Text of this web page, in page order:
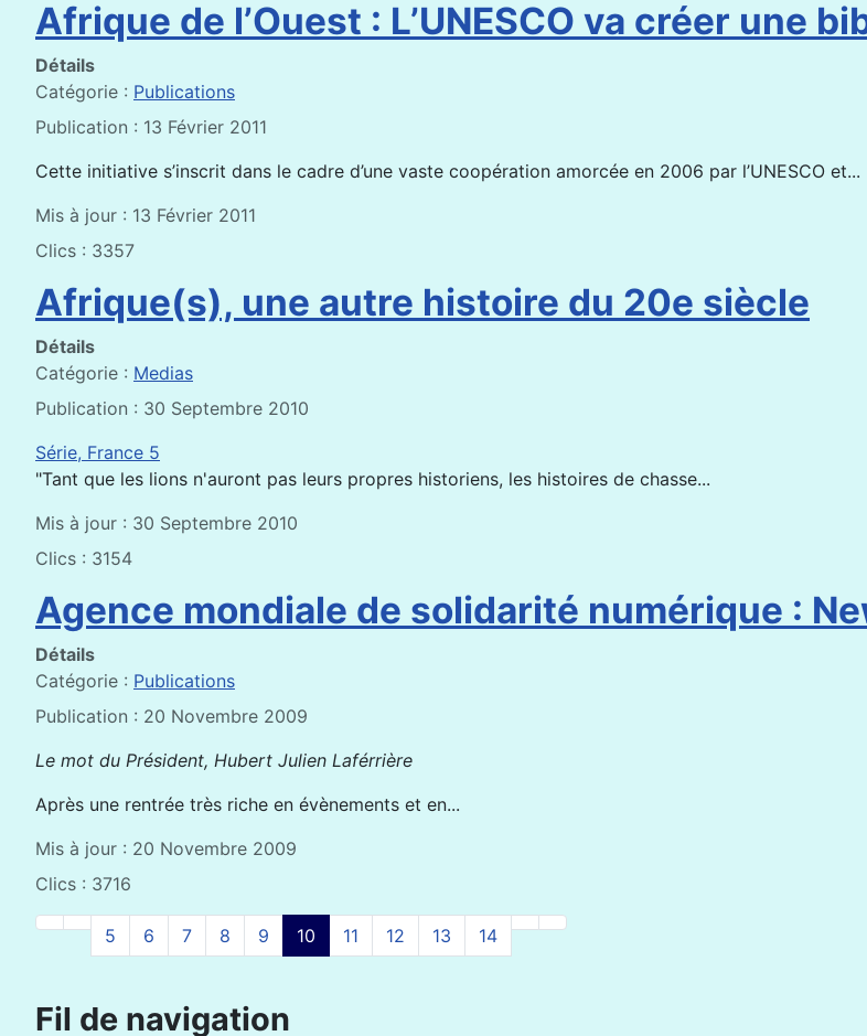
Afrique de l’Ouest : L’UNESCO va créer une
Détails
Catégorie : Publications
Publication : 13 Février 2011
Cette initiative s’inscrit dans le cadre d’une vaste coopération amorcée en 2006 par l’UNESCO et...
Mis à jour : 13 Février 2011
Clics : 3357
Afrique(s), une autre histoire du 20e siècle
Détails
Catégorie : Medias
Publication : 30 Septembre 2010
Série, France 5
"Tant que les lions n'auront pas leurs propres historiens, les histoires de chasse...
Mis à jour : 30 Septembre 2010
Clics : 3154
Agence mondiale de solidarité numérique :
Détails
Catégorie : Publications
Publication : 20 Novembre 2009
Le mot du Président, Hubert Julien Laférrière
Après une rentrée très riche en évènements et en...
Mis à jour : 20 Novembre 2009
Clics : 3716
5 6 7 8 9 10 11 12 13 14
Fil de navigation